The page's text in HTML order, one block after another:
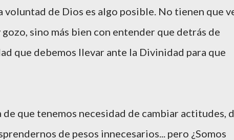
voluntad de Dios es algo posible. No tienen que
sino más bien con entender que detrás de
que debemos llevar ante la Divinidad para que
de que tenemos necesidad de cambiar actitudes,
de pesos innecesarios... pero ¿Somos